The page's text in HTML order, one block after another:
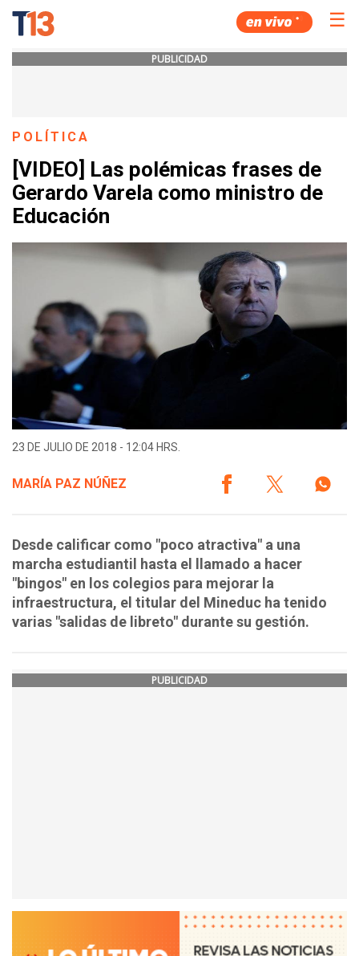
☰
PUBLICIDAD
POLÍTICA
[VIDEO] Las polémicas frases de
Gerardo Varela como ministro de
Educación
23 DE JULIO DE 2018 - 12:04 HRS.
MARÍA PAZ NÚÑEZ
Desde calificar como "poco atractiva" a una
marcha estudiantil hasta el llamado a hacer
"bingos" en los colegios para mejorar la
infraestructura, el titular del Mineduc ha tenido
varias "salidas de libreto" durante su gestión.
PUBLICIDAD